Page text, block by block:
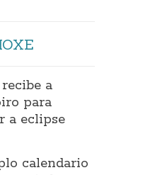
a
para
a eclipse
calendario